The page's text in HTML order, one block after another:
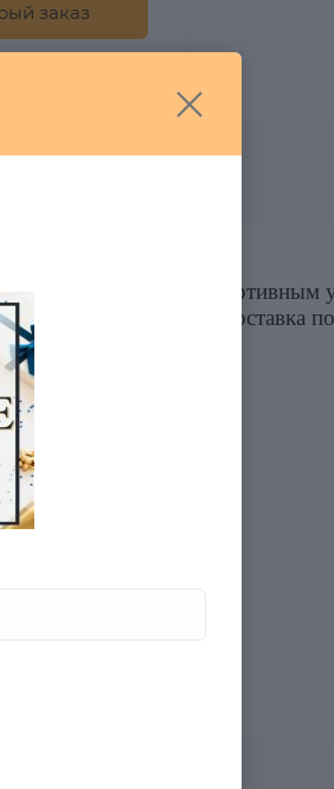
заказ
бренд относится к спортивным
быстро и просто. Доставка
в России.